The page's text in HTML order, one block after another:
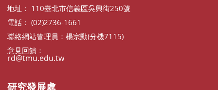
地址： 110臺北市信義區吳興街250號
電話： (02)2736-1661
聯絡網站管理員：楊宗勳(分機7115)
意見回饋：
rd@tmu.edu.tw
研究發展處